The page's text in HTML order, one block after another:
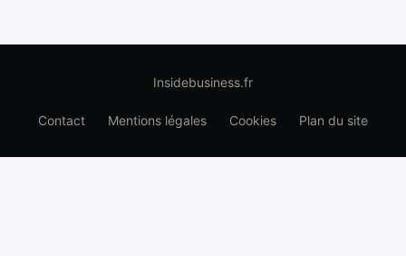
Insidebusiness.fr
Contact Mentions légales Cookies Plan du site